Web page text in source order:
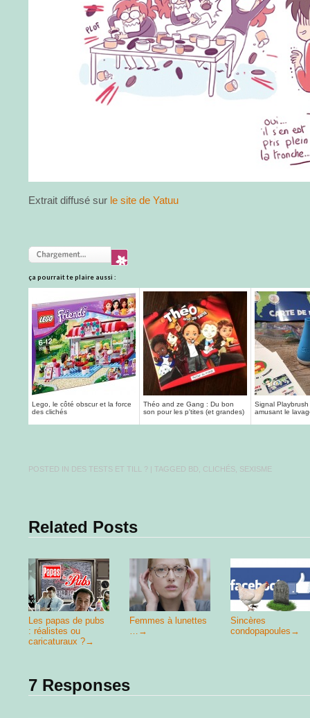
Extrait diffusé sur le site de Yatuu
ça pourrait te plaire aussi :
Lego, le côté obscur et la force
des clichés
Théo and ze Gang : Du bon
son pour les p'tites (et grandes)
Signal
amusant le
POSTED IN DES TESTS ET TILL ? | TAGGED BD CLICHÉS SEXISME
Related Posts
Les papas de pubs
: réalistes ou
caricaturaux ?→
Femmes à lunettes
… →
Sincères
condopapoules →
7 Responses